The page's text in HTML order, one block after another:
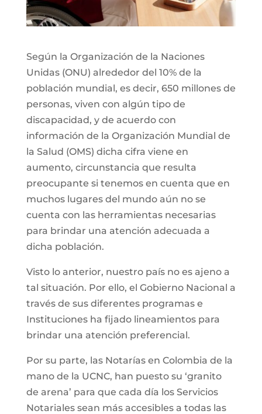
Según la Organización de la Naciones
Unidas (ONU) alrededor del 10% de la
población mundial, es decir, 650 millones de
personas, viven con algún tipo de
discapacidad, y de acuerdo con
información de la Organización Mundial de
la Salud (OMS) dicha cifra viene en
aumento, circunstancia que resulta
preocupante si tenemos en cuenta que en
muchos lugares del mundo aún no se
cuenta con las herramientas necesarias
para brindar una atención adecuada a
dicha población.
Visto lo anterior, nuestro país no es ajeno a
tal situación. Por ello, el Gobierno Nacional a
través de sus diferentes programas e
Instituciones ha fijado lineamientos para
brindar una atención preferencial.
Por su parte, las Notarías en Colombia de la
mano de la UCNC, han puesto su ‘granito
de arena’ para que cada día los Servicios
Notariales sean más accesibles a todas las